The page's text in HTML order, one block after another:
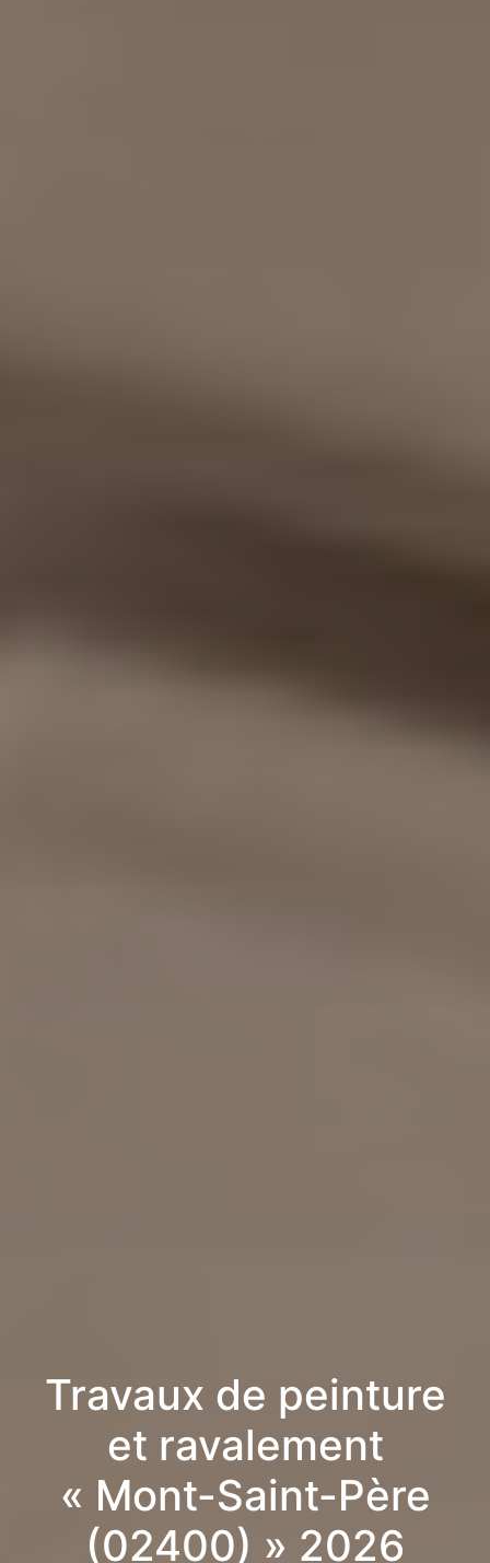
Travaux de peinture
et ravalement
« Mont-Saint-Père
(02400) » 2026